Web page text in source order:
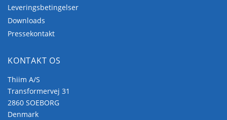
Leveringsbetingelser
Downloads
Pressekontakt
KONTAKT OS
Thiim A/S
Transformervej 31
2860 SOEBORG
Denmark